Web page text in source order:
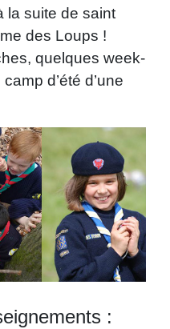
la suite de saint
des Loups !
quelques week-
d’été d’une
: